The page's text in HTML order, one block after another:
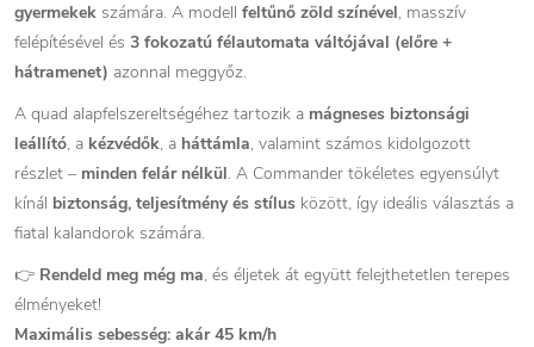
gyermekek számára. A modell feltűnő zöld színével, masszív
felépítésével és 3 fokozatú félautomata váltójával (előre +
hátramenet) azonnal meggyőz.
A quad alapfelszereltségéhez tartozik a mágneses biztonsági
leállító, a kézvédők, a háttámla, valamint számos kidolgozott
részlet – minden felár nélkül. A Commander tökéletes egyensúlyt
kínál biztonság, teljesítmény és stílus között, így ideális választás a
fiatal kalandorok számára.
👉 Rendeld meg még ma, és éljetek át együtt felejthetetlen terepes
élményeket!
Maximális sebesség: akár 45 km/h